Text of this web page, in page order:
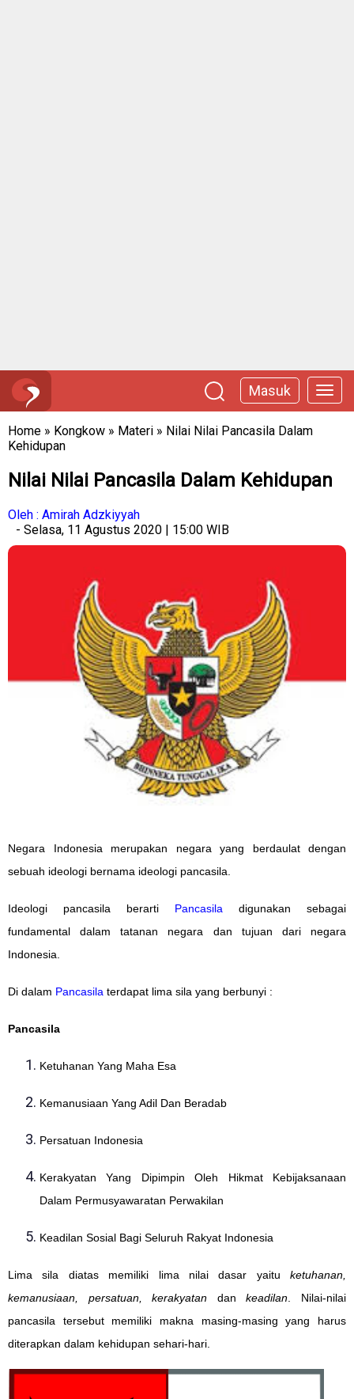
Masuk
Home » Kongkow » Materi » Nilai Nilai Pancasila Dalam
Kehidupan
Nilai Nilai Pancasila Dalam Kehidupan
Oleh : Amirah Adzkiyyah
- Selasa, 11 Agustus 2020 | 15:00 WIB
Negara Indonesia merupakan negara yang berdaulat dengan
sebuah ideologi bernama ideologi pancasila.
Ideologi pancasila berarti Pancasila digunakan sebagai
fundamental dalam tatanan negara dan tujuan dari negara
Indonesia.
Di dalam Pancasila terdapat lima sila yang berbunyi :
Pancasila
Ketuhanan Yang Maha Esa
Kemanusiaan Yang Adil Dan Beradab
Persatuan Indonesia
Kerakyatan Yang Dipimpin Oleh Hikmat Kebijaksanaan
Dalam Permusyawaratan Perwakilan
Keadilan Sosial Bagi Seluruh Rakyat Indonesia
Lima sila diatas memiliki lima nilai dasar yaitu ketuhanan,
kemanusiaan, persatuan, kerakyatan dankeadilan . Nilai-nilai
pancasila tersebut memiliki makna masing-masing yang harus
diterapkan dalam kehidupan sehari-hari.